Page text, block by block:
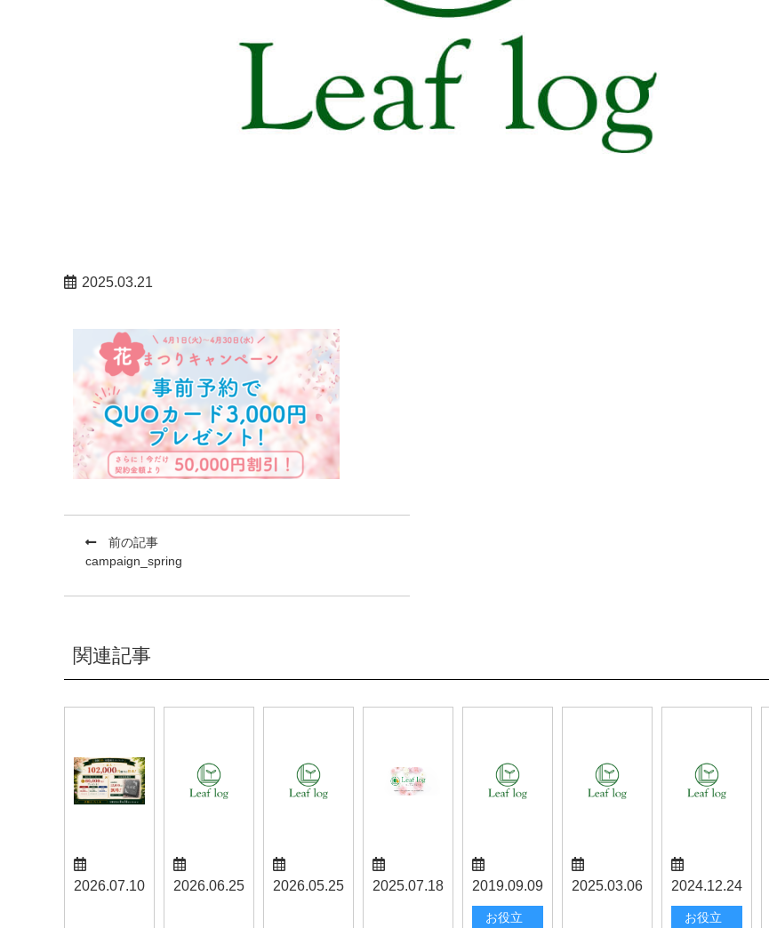
2025.03.21
前の記事
campaign_spring
関連記事
2026.07.10 2026.06.25 2026.05.25 2025.07.18 2019.09.09
お役立
2025.03.06 2024.12.24
お役立